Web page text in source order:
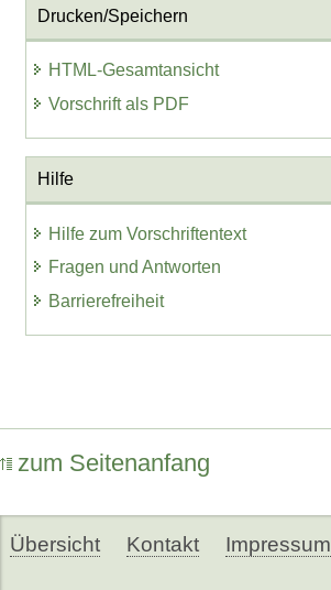
Drucken/Speichern
HTML-Gesamtansicht
Vorschrift als PDF
Hilfe
Hilfe zum Vorschriftentext
Fragen und Antworten
Barrierefreiheit
zum Seitenanfang
Übersicht Kontakt Impressum